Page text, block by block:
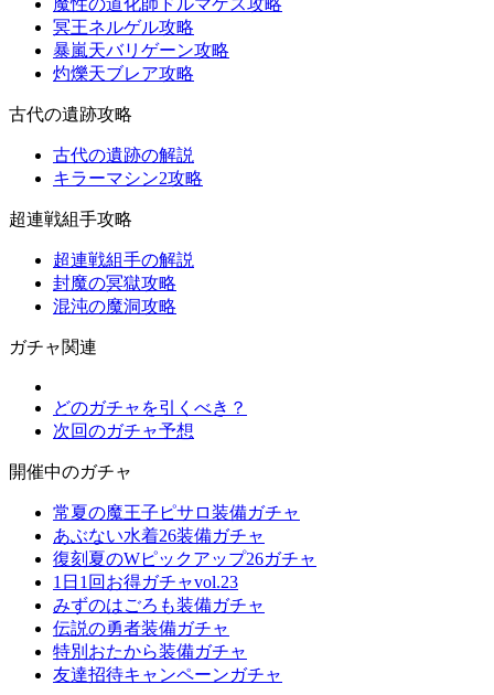
魔性の道化師ドルマゲス攻略
冥王ネルゲル攻略
暴嵐天バリゲーン攻略
灼爍天ブレア攻略
古代の遺跡攻略
古代の遺跡の解説
キラーマシン2攻略
超連戦組手攻略
超連戦組手の解説
封魔の冥獄攻略
混沌の魔洞攻略
ガチャ関連
どのガチャを引くべき？
次回のガチャ予想
開催中のガチャ
常夏の魔王子ピサロ装備ガチャ
あぶない水着26装備ガチャ
復刻夏のWピックアップ26ガチャ
1日1回お得ガチャvol.23
みずのはごろも装備ガチャ
伝説の勇者装備ガチャ
特別おたから装備ガチャ
友達招待キャンペーンガチャ